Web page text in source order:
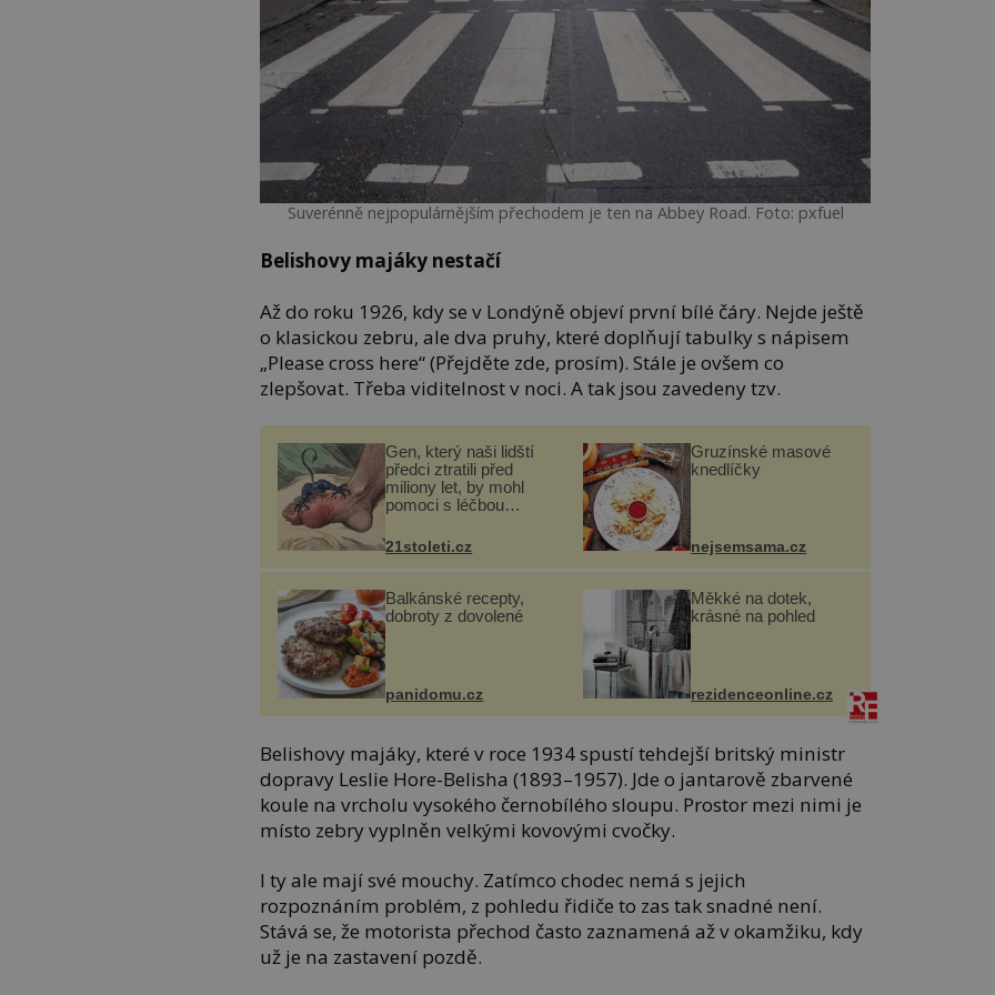
Suverénně nejpopulárnějším přechodem je ten na Abbey Road. Foto: pxfuel
Belishovy majáky nestačí
Až do roku 1926, kdy se v Londýně objeví první bílé čáry. Nejde ještě
o klasickou zebru, ale dva pruhy, které doplňují tabulky s nápisem
„Please cross here“ (Přejděte zde, prosím). Stále je ovšem co
zlepšovat. Třeba viditelnost v noci. A tak jsou zavedeny tzv.
Gen, který naši lidští
předci ztratili před
miliony let, by mohl
pomoci s léčbou
21stoleti.cz
Gruzínské masové
knedlíčky
nejsemsama.cz
Balkánské recepty,
dobroty z dovolené
panidomu.cz
Měkké na dotek,
krásné na pohled
rezidenceonline.cz
Belishovy majáky, které v roce 1934 spustí tehdejší britský ministr
dopravy Leslie Hore-Belisha (1893–1957). Jde o jantarově zbarvené
koule na vrcholu vysokého černobílého sloupu. Prostor mezi nimi je
místo zebry vyplněn velkými kovovými cvočky.
I ty ale mají své mouchy. Zatímco chodec nemá s jejich
rozpoznáním problém, z pohledu řidiče to zas tak snadné není.
Stává se, že motorista přechod často zaznamená až v okamžiku, kdy
už je na zastavení pozdě.